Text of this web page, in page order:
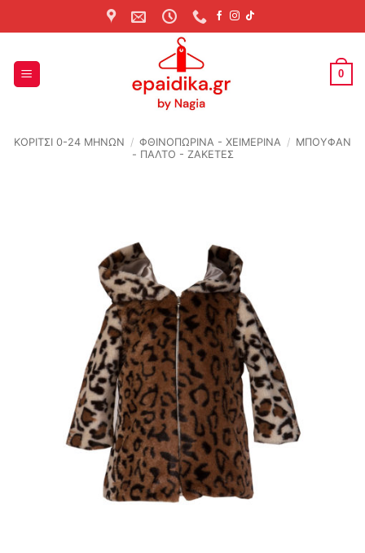
to
0
ΚΟΡΙΤΣΙ 0-24 MΗΝΩΝ / ΦΘΙΝΟΠΩΡΙΝΆ - ΧΕΙΜΕΡΙΝΆ / ΜΠΟΥΦΑΝ
- ΠΑΛΤΟ - ΖΑΚΕΤΕΣ